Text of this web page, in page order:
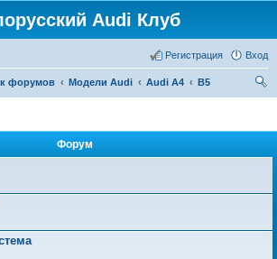
Audi Клуб
Вход
Регистрация
форумов Модели Audi Audi A4
B5
Форум